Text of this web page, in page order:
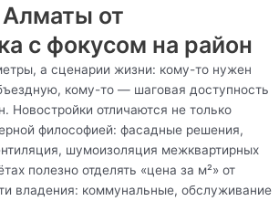
Алматы от
с фокусом на район
а сценарии жизни: кому-то нужен
кому-то — шаговая доступность
Новостройки отличаются не только
философией: фасадные решения,
шумоизоляция межквартирных
полезно отделять «цена за м²» от
владения: коммунальные, обслуживание